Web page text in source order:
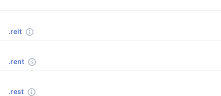
.reit
.rent
.rest